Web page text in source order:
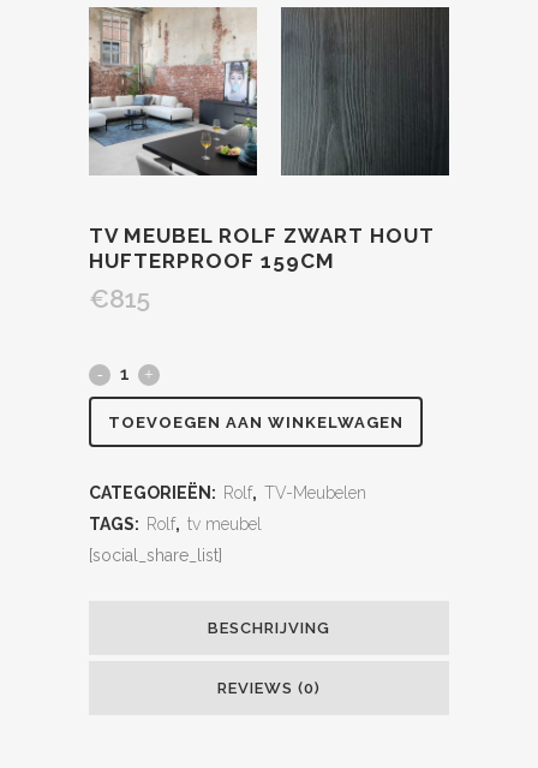
TV MEUBEL ROLF ZWART HOUT
HUFTERPROOF 159CM
€815
TOEVOEGEN AAN WINKELWAGEN
CATEGORIEËN: Rolf, TV-Meubelen
TAGS: Rolf, tv meubel
[social_share_list]
BESCHRIJVING
REVIEWS (0)